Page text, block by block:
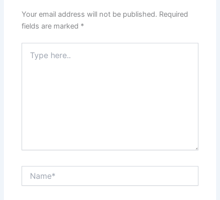
Your email address will not be published. Required
fields are marked *
here..